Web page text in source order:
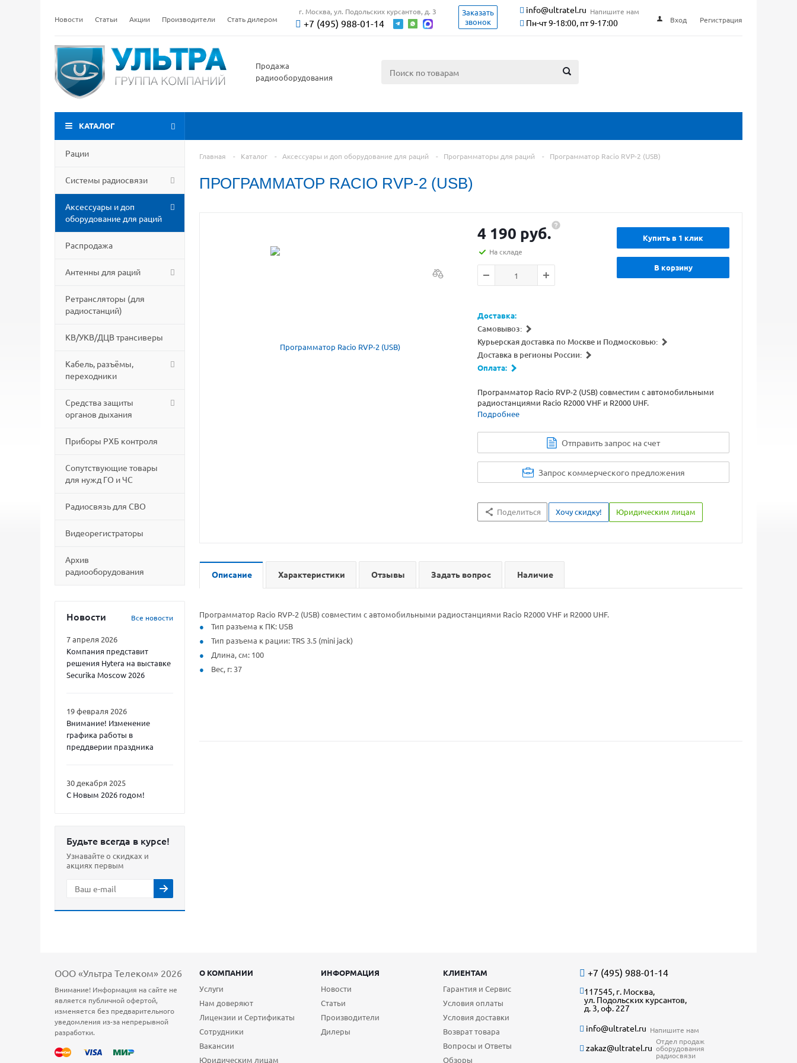
Новости Статьи Акции Производители Стать дилером
г. Москва, ул. Подольских курсантов, д. 3
+7 (495) 988-01-14
Заказать
звонок
info@ultratel.ru Напишите нам
Пн-чт 9-18:00, пт 9-17:00 Вход Регистрация
Продажа
радиооборудования
КАТАЛОГ
Рации
Системы радиосвязи
Аксессуары и доп
оборудование для раций
Распродажа
Антенны для раций
Ретрансляторы (для
радиостанций)
КВ/УКВ/ДЦВ трансиверы
Кабель, разъёмы,
переходники
Средства защиты
органов дыхания
Приборы РХБ контроля
Сопутствующие товары
для нужд ГО и ЧС
Радиосвязь для СВО
Видеорегистраторы
Архив
радиооборудования
Новости Все новости
7 апреля 2026
Компания представит
решения Hytera на выставке
Securika Moscow 2026
19 февраля 2026
Внимание! Изменение
графика работы в
преддверии праздника
30 декабря 2025
С Новым 2026 годом!
Будьте всегда в курсе!
Узнавайте о скидках и
акциях первым
Главная - Каталог - Аксессуары и доп оборудование для раций - Программаторы для раций - Программатор Racio RVP-2 (USB)
ПРОГРАММАТОР RACIO RVP-2 (USB)
4 190 руб.
На складе
Купить в 1 клик
В корзину
Доставка:
Самовывоз:
Курьерская доставка по Москве и Подмосковью:
Доставка в регионы России:
Оплата:
Программатор Racio RVP-2 (USB) совместим с автомобильными
радиостанциями Racio R2000 VHF и R2000 UHF.
Подробнее
Отправить запрос на счет
Запрос коммерческого предложения
Поделиться Хочу скидку! Юридическим лицам
Описание Характеристики Отзывы Задать вопрос Наличие
Программатор Racio RVP-2 (USB) совместим с автомобильными радиостанциями Racio R2000 VHF и R2000 UHF.
Тип разъема к ПК: USB
Тип разъема к рации: TRS 3.5 (mini jack)
Длина, см: 100
Вес, г: 37
ООО «Ультра Телеком» 2026
Внимание! Информация на сайте не
является публичной офертой,
изменяется без предварительного
уведомления из-за непрерывной
разработки.
О КОМПАНИИ ИНФОРМАЦИЯ
КЛИЕНТАМ
Услуги
Нам доверяют
Лицензии и Сертификаты
Сотрудники
Вакансии
Юридическим лицам
Новости
Статьи
Производители
Дилеры
Гарантия и Сервис
Условия оплаты
Условия доставки
Возврат товара
Вопросы и Ответы
Обзоры
+7 (495) 988-01-14
117545, г. Москва,
ул. Подольских курсантов,
д. 3, оф. 227
info@ultratel.ru Напишите нам
zakaz@ultratel.ru
Отдел продаж
оборудования
радиосвязи